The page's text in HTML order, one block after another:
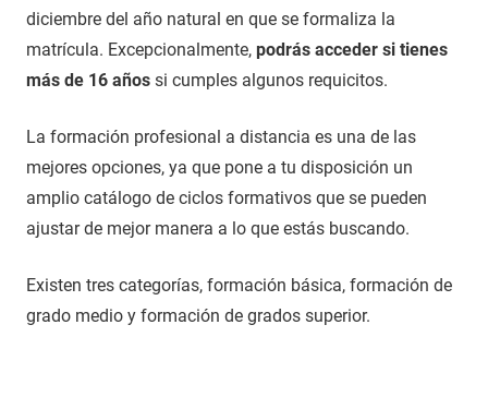
diciembre del año natural en que se formaliza la
matrícula. Excepcionalmente, podrás acceder si tienes
más de 16 años si cumples algunos requicitos.
La formación profesional a distancia es una de las
mejores opciones, ya que pone a tu disposición un
amplio catálogo de ciclos formativos que se pueden
ajustar de mejor manera a lo que estás buscando.
Existen tres categorías, formación básica, formación de
grado medio y formación de grados superior.